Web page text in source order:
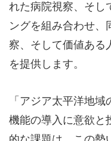
れた病院視察、そし
ングを組み合わせ、
察、そして価値ある
を提供します。
「アジア太平洋地
機能の導入に意欲と